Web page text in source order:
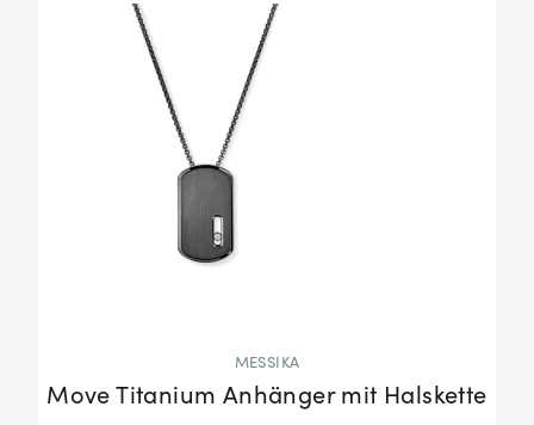
MESSIKA
Move Titanium Anhänger mit Halskette